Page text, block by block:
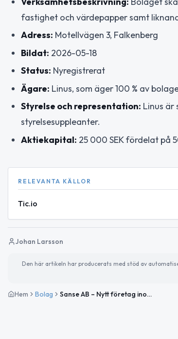
fastighet och värdepapper samt
Adress: Motellvägen 3, Falkenberg
Bildat: 2026-05-18
Status: Nyregistrerat
Ägare: Linus, som äger 100 % av
Styrelse och representation: Linus är
styrelsesuppleanter.
Aktiekapital: 25 000 SEK fördelat på
RELEVANTA KÄLLOR
Tic.io
Johan Larsson
Den här artikeln har producerats med stöd av
Hem Bolag Sanse AB – Nytt företag inom rådgivning och handel